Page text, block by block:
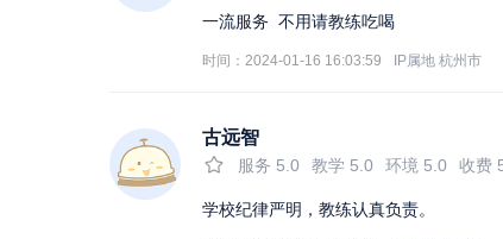
一流服务 不用请教练吃喝
时间：2024-01-16 16:03:59 IP属地 杭州市
古远智
服务 5.0 教学 5.0 环境 5.0 收费
学校纪律严明，教练认真负责。